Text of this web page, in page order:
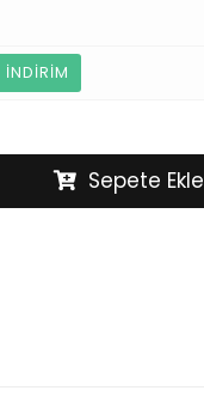
Sepete Ekle